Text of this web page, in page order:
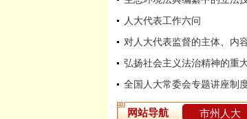
人大代表工作六问
对人大代表监督的主体、内
弘扬社会主义法治精神的重
全国人大常委会专题讲座制
网站导航 市州人大